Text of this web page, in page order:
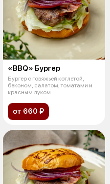
«BBQ» Бургер
Бургер с говяжьей котлетой,
беконом, салатом, томатами и
красным луком
от 660 ₽